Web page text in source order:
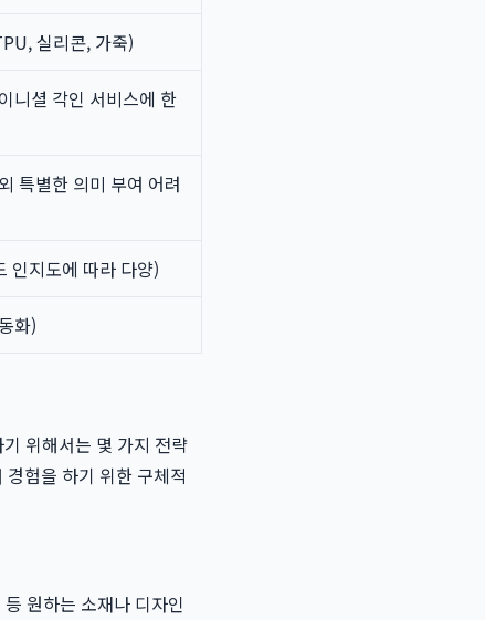
실리콘, 가죽)
니셜 각인 서비스에 한
특별한 의미 부여 어려
인지도에 따라 다양)
화)
위해서는 몇 가지 전략
험을 하기 위한 구체적
원하는 소재나 디자인